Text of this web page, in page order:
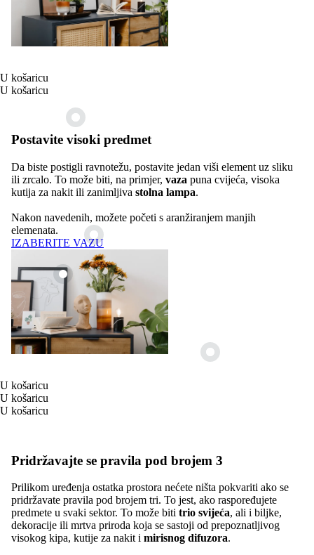
U košaricu
U košaricu
Postavite visoki predmet
Da biste postigli ravnotežu, postavite jedan viši element uz sliku
ili zrcalo. To može biti, na primjer, vaza puna cvijeća, visoka
kutija za nakit ili zanimljiva stolna lampa.
Nakon navedenih, možete početi s aranžiranjem manjih
elemenata.
IZABERITE VAZU
U košaricu
U košaricu
U košaricu
Pridržavajte se pravila pod brojem 3
Prilikom uređenja ostatka prostora nećete ništa pokvariti ako se
pridržavate pravila pod brojem tri. To jest, ako raspoređujete
predmete u svaki sektor. To može biti trio svijeća, ali i biljke,
dekoracije ili mrtva priroda koja se sastoji od prepoznatljivog
visokog kipa, kutije za nakit i mirisnog difuzora.